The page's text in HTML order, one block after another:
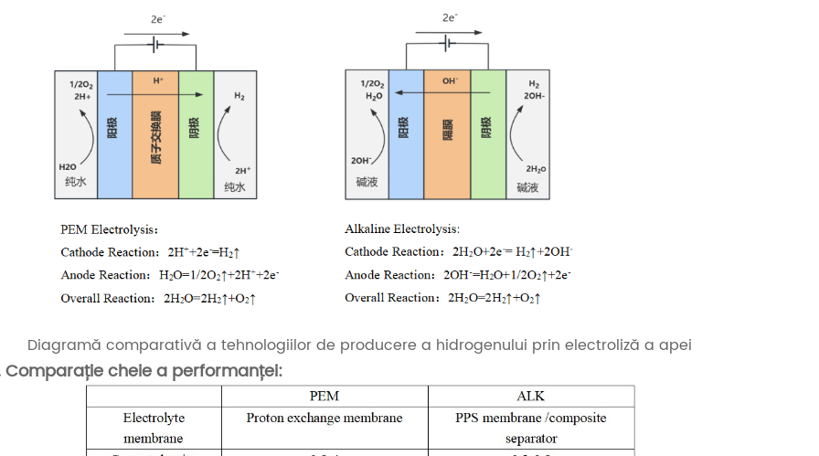
Diagramă comparativă a tehnologiilor de producere a hidrogenului prin electroliză a apei
Comparație cheie a performanței: